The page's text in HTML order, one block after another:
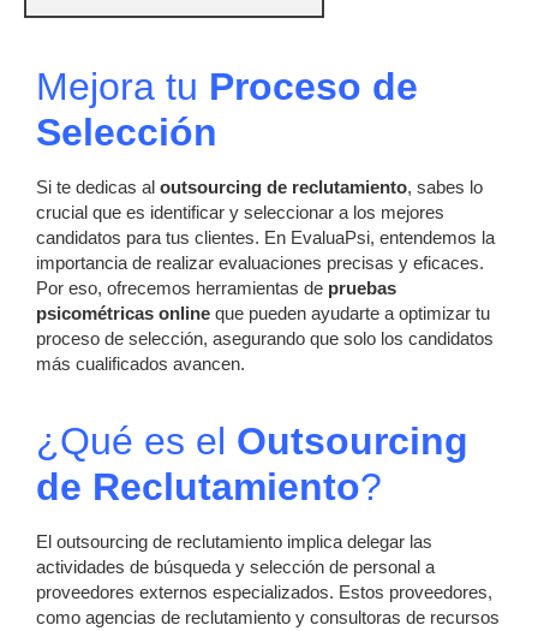
Mejora tu Proceso de
Selección
Si te dedicas al outsourcing de reclutamiento, sabes lo
crucial que es identificar y seleccionar a los mejores
candidatos para tus clientes. En EvaluaPsi, entendemos la
importancia de realizar evaluaciones precisas y eficaces.
Por eso, ofrecemos herramientas de pruebas
psicométricas online que pueden ayudarte a optimizar tu
proceso de selección, asegurando que solo los candidatos
más cualificados avancen.
¿Qué es el Outsourcing
de Reclutamiento?
El outsourcing de reclutamiento implica delegar las
actividades de búsqueda y selección de personal a
proveedores externos especializados. Estos proveedores,
como agencias de reclutamiento y consultoras de recursos